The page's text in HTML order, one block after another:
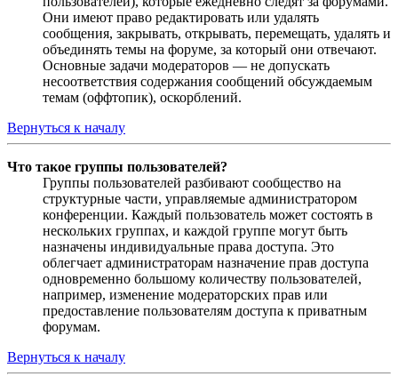
Они имеют право редактировать или удалять
сообщения, закрывать, открывать, перемещать, удалять и
объединять темы на форуме, за который они отвечают.
Основные задачи модераторов — не допускать
несоответствия содержания сообщений обсуждаемым
темам (оффтопик), оскорблений.
Вернуться к началу
Что такое группы пользователей?
Группы пользователей разбивают сообщество на
структурные части, управляемые администратором
конференции. Каждый пользователь может состоять в
нескольких группах, и каждой группе могут быть
назначены индивидуальные права доступа. Это
облегчает администраторам назначение прав доступа
одновременно большому количеству пользователей,
например, изменение модераторских прав или
предоставление пользователям доступа к приватным
форумам.
Вернуться к началу